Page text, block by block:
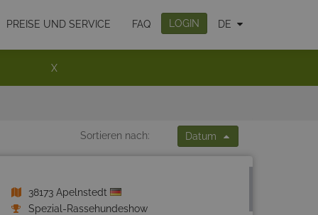
PREISE UND SERVICE FAQ LOGIN DE
X
Sortieren nach: Datum
38173 Apelnstedt
Spezial-Rassehundeshow